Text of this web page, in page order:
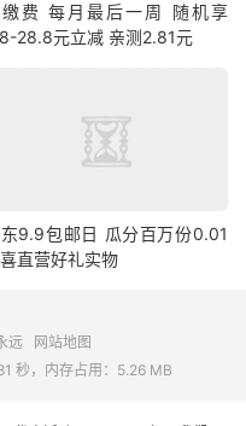
费 每月最后一周 随机享
28.8元立减 亲测2.81元
9.9包邮日 瓜分百万份0.01
直营好礼实物
远
网站地图
秒，内存占用：5.26 MB